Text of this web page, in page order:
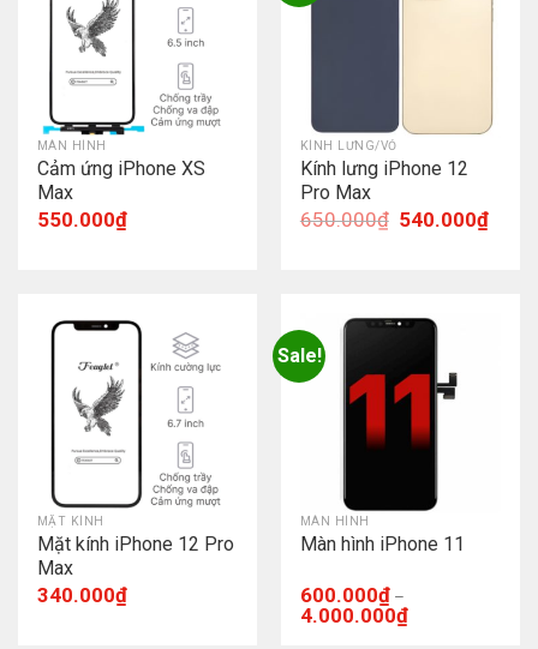
MÀN HÌNH
Cảm ứng iPhone XS
Max
550.000₫
KÍNH LƯNG/VỎ
Kính lưng iPhone 12
Pro Max
650.000₫ 540.000₫
MẶT KÍNH
Mặt kính iPhone 12 Pro
Max
340.000₫
Sale!
MÀN HÌNH
Màn hình iPhone 11
600.000₫–
4.000.000₫